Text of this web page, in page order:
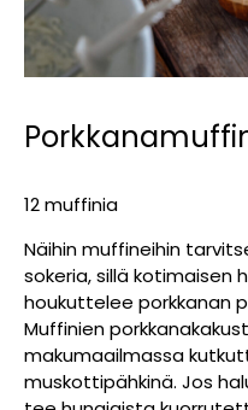
12 muffinia
Näihin muffineihin
sokeria, sillä kotimaisen
houkuttelee porkkanan
Muffinien
makumaailmassa
muskottipähkinä. Jos